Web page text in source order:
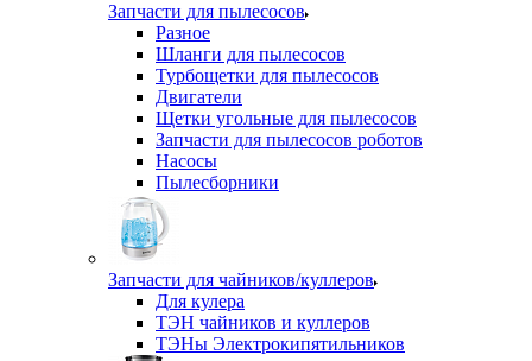
Запчасти для пылесосов
Разное
Шланги для пылесосов
Турбощетки для пылесосов
Двигатели
Щетки угольные для пылесосов
Запчасти для пылесосов роботов
Насосы
Пылесборники
Запчасти для чайников/куллеров
Для кулера
ТЭН чайников и куллеров
ТЭНы Электрокипятильников